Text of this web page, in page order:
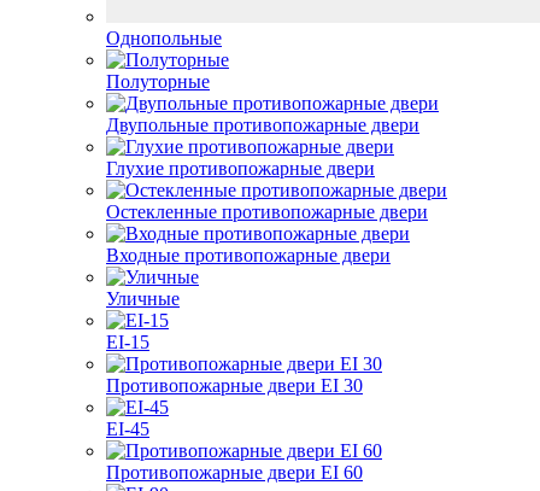
Однопольные
Полуторные
Двупольные противопожарные двери
Глухие противопожарные двери
Остекленные противопожарные двери
Входные противопожарные двери
Уличные
EI-15
Противопожарные двери EI 30
EI-45
Противопожарные двери EI 60